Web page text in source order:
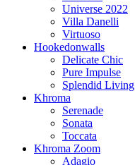
Universe 2022
Villa Danelli
Virtuoso
Hookedonwalls
Delicate Chic
Pure Impulse
Splendid Living
Khroma
Serenade
Sonata
Toccata
Khroma Zoom
Adagio